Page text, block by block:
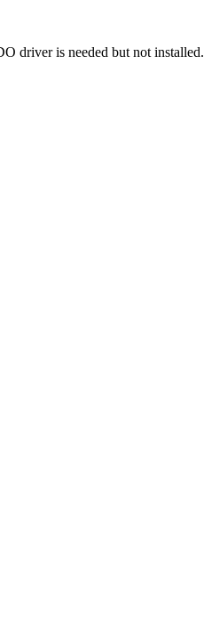
driver is needed but not installed.